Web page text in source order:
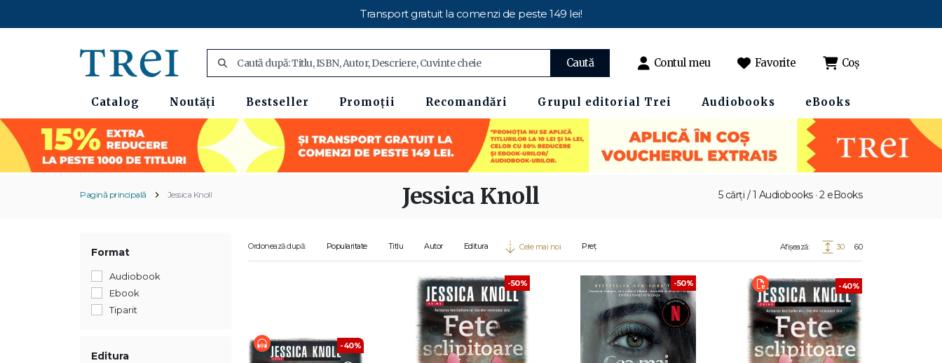
Transport gratuit la comenzi de peste 149 lei!
Caută Contul meu Favorite Coș
Catalog Noutăți Bestseller Promoții Recomandări Grupul editorial Trei Audiobooks eBooks
Pagină principală Jessica Knoll 5 cărți / 1 Audiobooks · 2 eBooks
Jessica Knoll
Format
Audiobook
Ebook
Tiparit
Editura
Ordonează după: Popularitate Titlu Autor Editura Cele mai noi Preț Afișează: 30 60
-40%
-50% -50% -40%